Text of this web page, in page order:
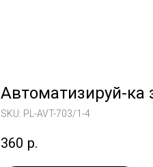
Автоматизируй-ка
SKU: PL-AVT-703/1-4
360 р.